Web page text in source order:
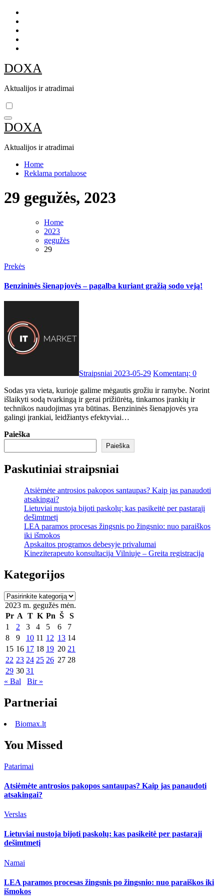
Skip
content
DOXA
Aktualijos ir atradimai
DOXA
Aktualijos ir atradimai
Home
Reklama portaluose
29 gegužės, 2023
Home
2023
gegužės
29
Prekės
Benzininės šienapjovės – pagalba kuriant gražią sodo veją!
Straipsniai 2023-05-29 Komentarų: 0
Sodas yra vieta, kurioje galime mėgautis grožiu ir ramybe. Norint
išlaikyti sodą tvarkingą ir gerai prižiūrėtą, tinkamos įrankių ir
technikos naudojimas yra būtinas. Benzininės šienapjovės yra
galingi įrankiai, leidžiantys efektyviai…
Paieška
Paieška
Paskutiniai straipsniai
Atsiėmėte antrosios pakopos santaupas? Kaip jas panaudoti
atsakingai?
Lietuviai nustoja bijoti paskolų: kas pasikeitė per pastarąjį
dešimtmetį
LEA paramos procesas žingsnis po žingsnio: nuo paraiškos
iki išmokos
Apskaitos programos debesyje privalumai
Kineziterapeuto konsultacija Vilniuje – Greita registracija
Kategorijos
Kategorijos
2023 m. gegužės mėn.
Pr A T K Pn Š
S
1
2 3 4 5 6
7
8
9 10 11 12 13 14
15 16 17 18 19 20 21
22 23 24 25 26 27 28
29 30 31
« Bal
Bir »
Partneriai
Biomax.lt
You Missed
Patarimai
Atsiėmėte antrosios pakopos santaupas? Kaip jas panaudoti
atsakingai?
Verslas
Lietuviai nustoja bijoti paskolų: kas pasikeitė per pastarąjį
dešimtmetį
Namai
LEA paramos procesas žingsnis po žingsnio: nuo paraiškos iki
išmokos